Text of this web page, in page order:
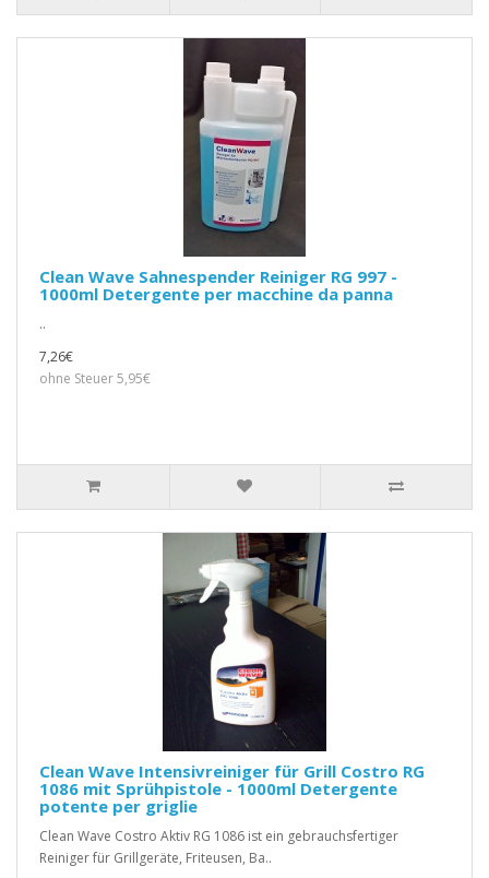
Clean Wave Sahnespender Reiniger RG 997 -
1000ml Detergente per macchine da panna
..
7,26€
ohne Steuer 5,95€
Clean Wave Intensivreiniger für Grill Costro RG
1086 mit Sprühpistole - 1000ml Detergente
potente per griglie
Clean Wave Costro Aktiv RG 1086 ist ein gebrauchsfertiger
Reiniger für Grillgeräte, Friteusen, Ba..